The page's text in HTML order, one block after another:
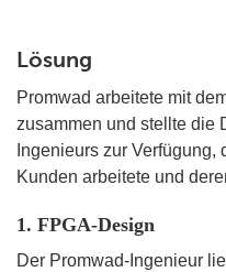
Lösung
Promwad arbeitete mit
zusammen und stellte die
Ingenieurs zur Verfügung,
Kunden arbeitete und
1. FPGA-Design
Der Promwad-Ingenieur